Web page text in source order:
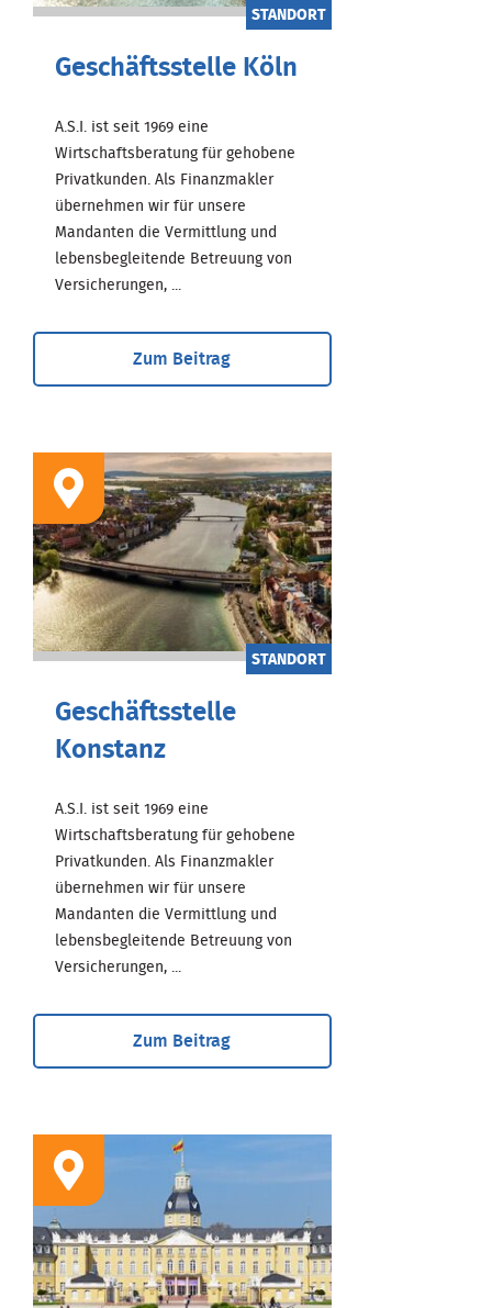
STANDORT
Geschäftsstelle Köln
A.S.I. ist seit 1969 eine
Wirtschaftsberatung für gehobene
Privatkunden. Als Finanzmakler
übernehmen wir für unsere
Mandanten die Vermittlung und
lebensbegleitende Betreuung von
Versicherungen, ...
Zum Beitrag
STANDORT
Geschäftsstelle
Konstanz
A.S.I. ist seit 1969 eine
Wirtschaftsberatung für gehobene
Privatkunden. Als Finanzmakler
übernehmen wir für unsere
Mandanten die Vermittlung und
lebensbegleitende Betreuung von
Versicherungen, ...
Zum Beitrag